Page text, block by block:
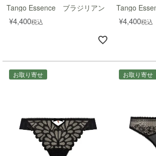
Tango Essence ブラジリアン
¥4,400税込
Tango
¥4,400税込
お取り寄せ お取り寄せ